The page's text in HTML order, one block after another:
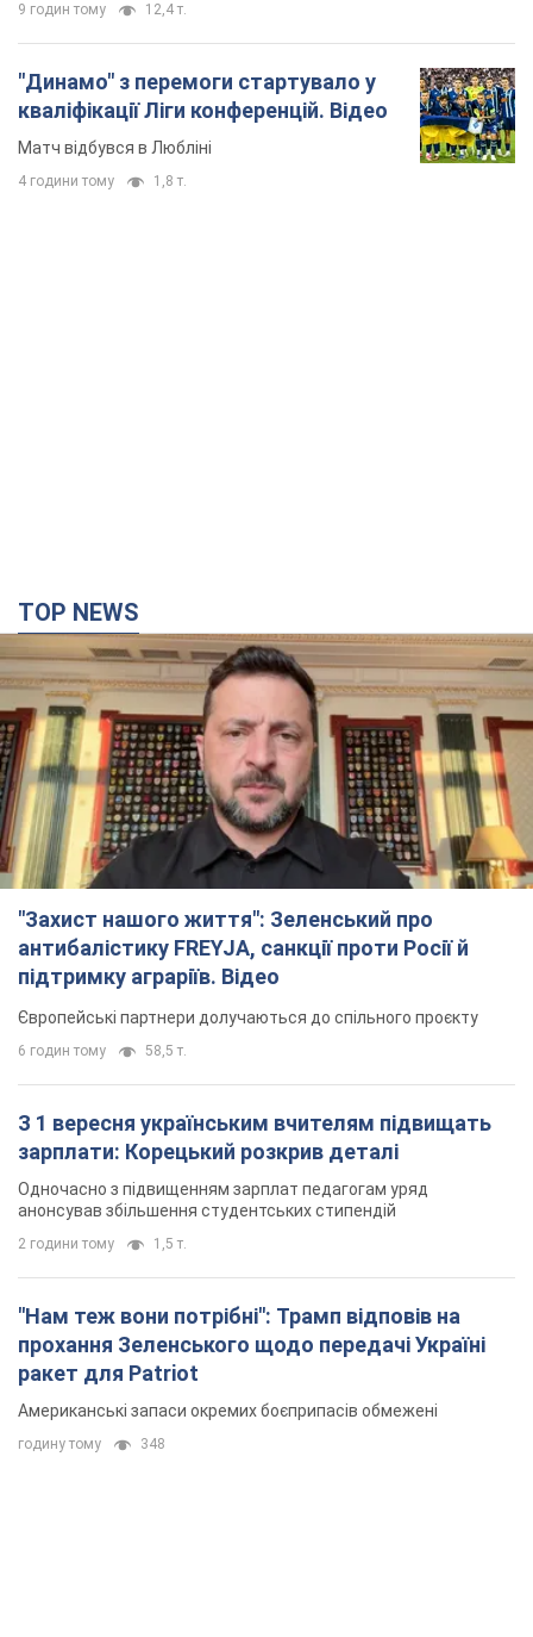
9 годин тому 12,4 т.
"Динамо" з перемоги стартувало у
кваліфікації Ліги конференцій. Відео
Матч відбувся в Любліні
4 години тому 1,8 т.
TOP NEWS
"Захист нашого життя": Зеленський про
антибалістику FREYJA, санкції проти Росії й
підтримку аграріїв. Відео
Європейські партнери долучаються до спільного проєкту
6 годин тому 58,5 т.
З 1 вересня українським вчителям підвищать
зарплати: Корецький розкрив деталі
Одночасно з підвищенням зарплат педагогам уряд
анонсував збільшення студентських стипендій
2 години тому 1,5 т.
"Нам теж вони потрібні": Трамп відповів на
прохання Зеленського щодо передачі Україні
ракет для Patriot
Американські запаси окремих боєприпасів обмежені
годину тому 348